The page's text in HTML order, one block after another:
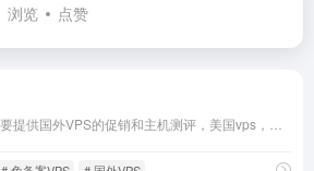
浏览 点赞